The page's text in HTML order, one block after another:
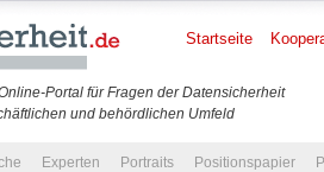
Portal für Fragen der Datensicherheit
und behördlichen Umfeld
Startseite
Experten Portraits Positionspapier